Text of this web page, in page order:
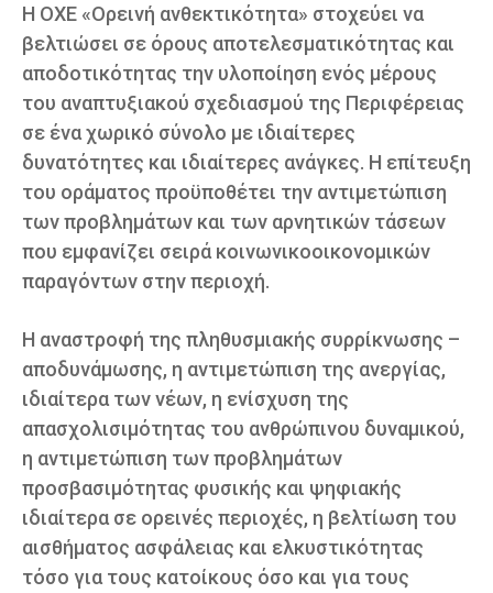
Η ΟΧΕ «Ορεινή ανθεκτικότητα» στοχεύει να
βελτιώσει σε όρους αποτελεσματικότητας και
αποδοτικότητας την υλοποίηση ενός μέρους
του αναπτυξιακού σχεδιασμού της Περιφέρειας
σε ένα χωρικό σύνολο με ιδιαίτερες
δυνατότητες και ιδιαίτερες ανάγκες. Η επίτευξη
του οράματος προϋποθέτει την αντιμετώπιση
των προβλημάτων και των αρνητικών τάσεων
που εμφανίζει σειρά κοινωνικοοικονομικών
παραγόντων στην περιοχή.
Η αναστροφή της πληθυσμιακής συρρίκνωσης –
αποδυνάμωσης, η αντιμετώπιση της ανεργίας,
ιδιαίτερα των νέων, η ενίσχυση της
απασχολισιμότητας του ανθρώπινου δυναμικού,
η αντιμετώπιση των προβλημάτων
προσβασιμότητας φυσικής και ψηφιακής
ιδιαίτερα σε ορεινές περιοχές, η βελτίωση του
αισθήματος ασφάλειας και ελκυστικότητας
τόσο για τους κατοίκους όσο και για τους